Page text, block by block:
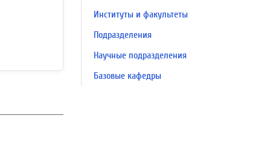
Институты и факультеты
Подразделения
Научные подразделения
Базовые кафедры